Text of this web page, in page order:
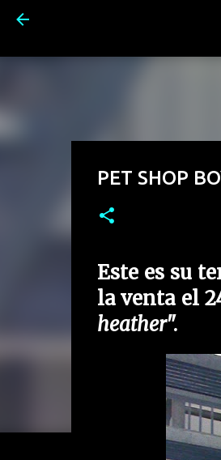
PET SHOP
Este es su
la venta el
heather".